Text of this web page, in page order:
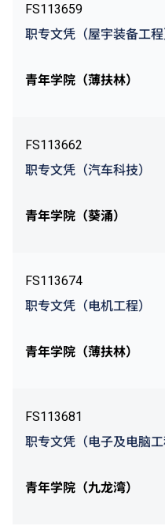
FS113659
职专文凭（屋宇装备工程
青年学院（薄扶林）
FS113662
职专文凭（汽车科技）
青年学院（葵涌）
FS113674
职专文凭（电机工程）
青年学院（薄扶林）
FS113681
职专文凭（电子及电脑工
青年学院（九龙湾）